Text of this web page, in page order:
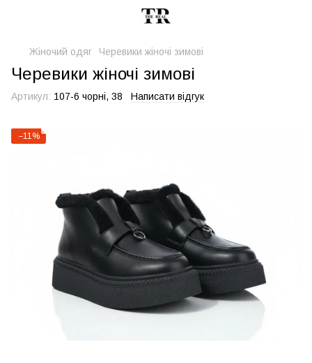
Жіночий одяг Черевики жіночі зимові
Черевики жіночі зимові
Артикул: 107-6 чорні, 38 Написати відгук
−11%